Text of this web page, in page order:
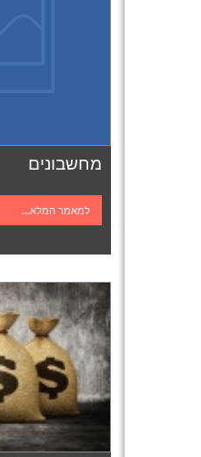
מחשבונים
למאמר המלא...